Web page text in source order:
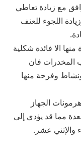
مع زيادة تعاطي
اللجوء للعنف
الا فائدة شكلية
المخدرات فان
وفرحة منها
الجهاز
مما قد يؤدي إلى
والإثني عشر.